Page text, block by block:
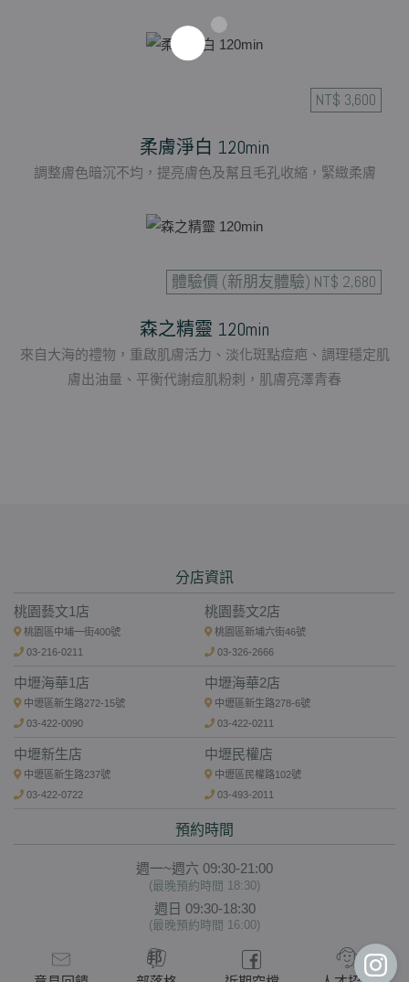
NT$ 3,600
柔膚淨白 120min
調整膚色暗沉不均，提亮膚色及幫且毛孔收縮，緊緻柔膚
體驗價 (新朋友體驗) NT$ 2,680
森之精靈 120min
來自大海的禮物，重啟肌膚活力、淡化斑點痘疤、調理穩定肌
膚出油量、平衡代謝痘肌粉刺，肌膚亮澤青春
分店資訊
桃園藝文1店
桃園區中埔一街400號
03-216-0211
桃園藝文2店
桃園區新埔六街46號
03-326-2666
中壢海華1店
中壢區新生路272-15號
03-422-0090
中壢海華2店
中壢區新生路278-6號
03-422-0211
中壢新生店
中壢區新生路237號
03-422-0722
中壢民權店
中壢區民權路102號
03-493-2011
預約時間
週一~週六 09:30-21:00
(最晚預約時間 18:30)
週日 09:30-18:30
(最晚預約時間 16:00)